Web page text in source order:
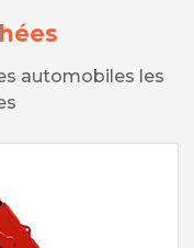
automobiles les